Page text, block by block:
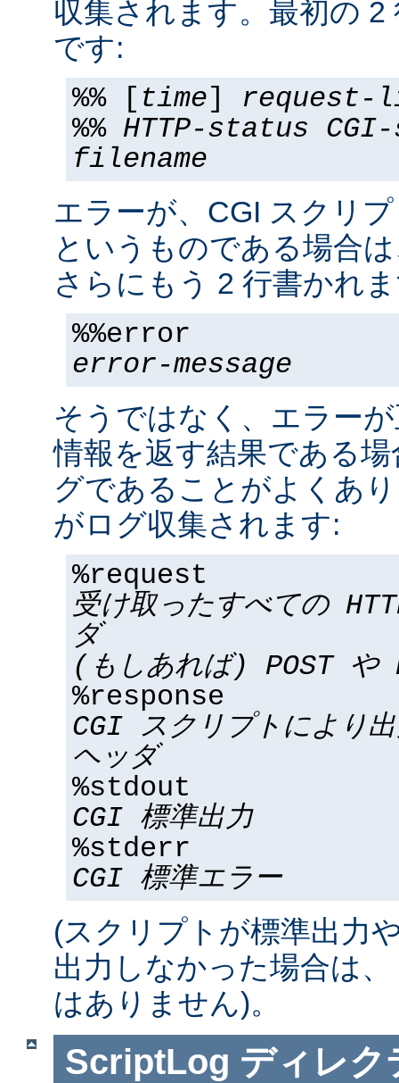
収集されます。最初の 2
です:
%% [ time] request-
%% HTTP-status
filename
エラーが、CGI スクリ
というものである場合
さらにもう 2 行書かれ
%%error
error-message
そうではなく、エラー
情報を返す結果である
グであることがよくあ
がログ収集されます:
%request
受け取ったすべての
ダ
(もしあれば) POST や
%response
CGI スクリプトにより
ヘッダ
%stdout
CGI 標準出力
%stderr
CGI 標準エラー
(スクリプトが標準出力
出力しなかった場合は
はありません)。
ScriptLog ディレク